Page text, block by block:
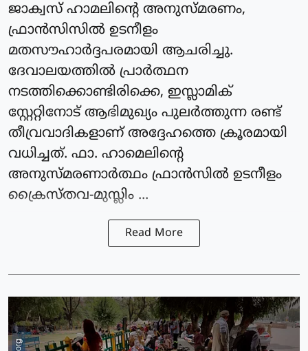
ജാക്വസ് ഹാമലിന്റെ അനുസ്മരണം,
ഫ്രാന്‍സിസിൽ ഉടനീളം
മതസൗഹാര്‍ദ്ദപരമായി ആചരിച്ചു.
ദേവാലയത്തില്‍ പ്രാര്‍ത്ഥന
നടത്തിക്കൊണ്ടിരിക്കെ, ഇസ്ലാമിക്
സ്റ്റേറ്റിനോട് ആഭിമുഖ്യം പുലര്‍ത്തുന്ന രണ്ട്
തീവ്രവാദികളാണ് അദ്ദേഹത്തെ ക്രൂരമായി
വധിച്ചത്. ഫാ. ഹാമെലിന്റെ
അനുസ്മരണാര്‍ത്ഥം ഫ്രാന്‍സില്‍ ഉടനീളം
ക്രൈസ്തവ-മുസ്ലിം ...
Read More